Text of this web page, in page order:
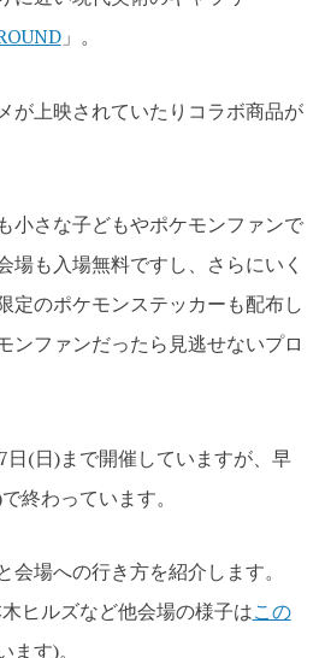
」。
が上映されていたりコラボ商品が
小さな子どもやポケモンファンで
場も入場無料ですし、さらにいく
定のポケモンステッカーも配布し
ンファンだったら見逃せないプロ
(日)まで開催していますが、早
終わっています。
場への行き方を紹介します。
ヒルズなど他会場の様子はこの
ます)。